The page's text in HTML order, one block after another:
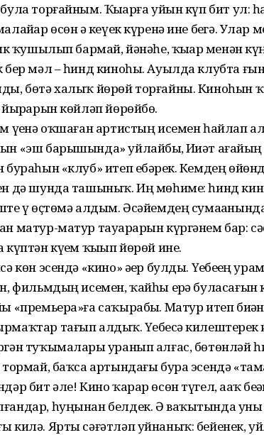
торғайным. Ҡыҙҙарға уйын күп бит
өсөн әҙ кеүек күренә ине беҙгә.
ҡушылып бармай, йәнәһе, ҡыҙҙар менән
бер мәл – һинд киноһы. Ауылда клубта
бөтә халыҡ йөрөй торғайны. Киноһын
көйләп йөрөйбөҙ.
үҙенә оҡшаған артистың исемен һайлап
«эш барышында» уйлайбыҙ, Иҙиәт
бураһын «клуб» итеп ебәрҙек. Кемдең
дә шунда ташыныҡ. Иң мөһиме: һинд
үҙ өҫтөмә алдым. Әсәйемдең
матур-матур тауарҙарын күргәнем бар:
күптән күҙем ҡыҙып йөрөй ине.
көн эсендә «кино» әҙер булды. Үҙебеҙҙең
фильмдың исемен, ҡайһы ерҙә буласағын
«премьера»ға саҡырабыҙ. Матур итеп
тағып алдыҡ. Үҙебеҙсә
туҡымаларҙы уранып алғас, бөтөнләй
баҡса артындағы бура эсендә
бит әле! Кино ҡарар өсөн түгел, аҙаҡ
һуңынан белдек. Ә ваҡытында
килә. Ярты сәғәтләп уйнаныҡ: бейенек,